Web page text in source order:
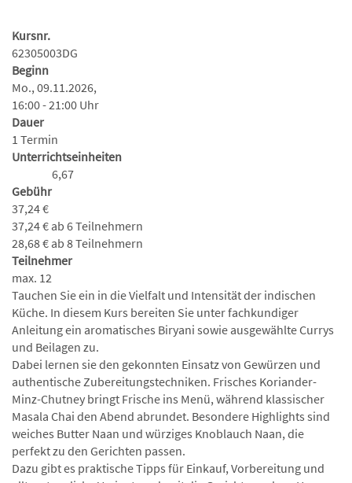
Kursnr.
62305003DG
Beginn
Mo., 09.11.2026,
16:00 - 21:00 Uhr
Dauer
1 Termin
Unterrichtseinheiten
6,67
Gebühr
37,24 €
37,24 € ab 6 Teilnehmern
28,68 € ab 8 Teilnehmern
Teilnehmer
max. 12
Tauchen Sie ein in die Vielfalt und Intensität der indischen
Küche. In diesem Kurs bereiten Sie unter fachkundiger
Anleitung ein aromatisches Biryani sowie ausgewählte Currys
und Beilagen zu.
Dabei lernen sie den gekonnten Einsatz von Gewürzen und
authentische Zubereitungstechniken. Frisches Koriander-
Minz-Chutney bringt Frische ins Menü, während klassischer
Masala Chai den Abend abrundet. Besondere Highlights sind
weiches Butter Naan und würziges Knoblauch Naan, die
perfekt zu den Gerichten passen.
Dazu gibt es praktische Tipps für Einkauf, Vorbereitung und